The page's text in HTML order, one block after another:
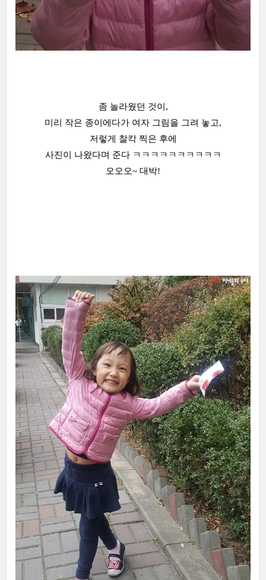
좀 놀라웠던 것이,
미리 작은 종이에다가 여자 그림을 그려 놓고,
저렇게 찰칵 찍은 후에
사진이 나왔다며 준다 ㅋㅋㅋㅋㅋㅋㅋㅋㅋㅋ
오오오~ 대박!